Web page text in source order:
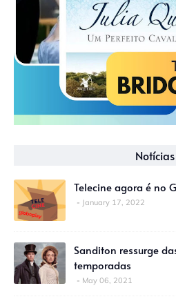
Notícias
Telecine agora é no
January 17, 2022
Sanditon ressurge
temporadas
May 06, 2021